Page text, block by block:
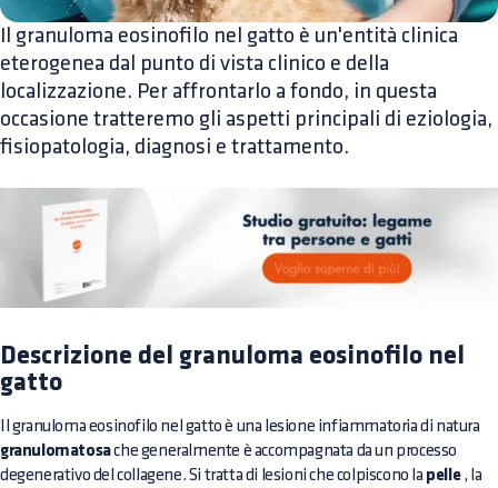
Il granuloma eosinofilo nel gatto è un'entità clinica
eterogenea dal punto di vista clinico e della
localizzazione. Per affrontarlo a fondo, in questa
occasione tratteremo gli aspetti principali di eziologia,
fisiopatologia, diagnosi e trattamento.
Descrizione del granuloma eosinofilo nel
gatto
granuloma eosinofilo nel gatto è una lesione infiammatoria di natura
granulomatosache generalmente è accompagnata da un processo
degenerativo del collagene. Si tratta di lesioni che colpiscono la pelle, la